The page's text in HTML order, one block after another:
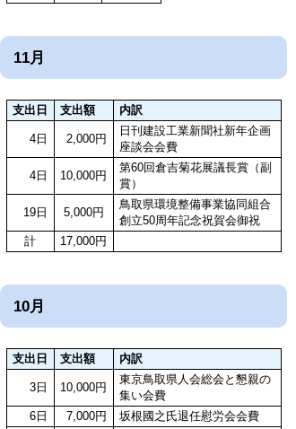
11月
支出日 支出額 内訳
4日 2,000円
日刊建設工業新聞社新年企画
座談会会費
4日 10,000円
第60回倉吉菊花展議長賞（副
賞）
19日 5,000円
鳥取県環境整備事業協同組合
創立50周年記念祝賀会御祝
計
17,000円
10月
支出日 支出額 内訳
3日 10,000円
東京鳥取県人会総会と懇親の
集い会費
6日
7,000円 坂根國之氏退任慰労会会費